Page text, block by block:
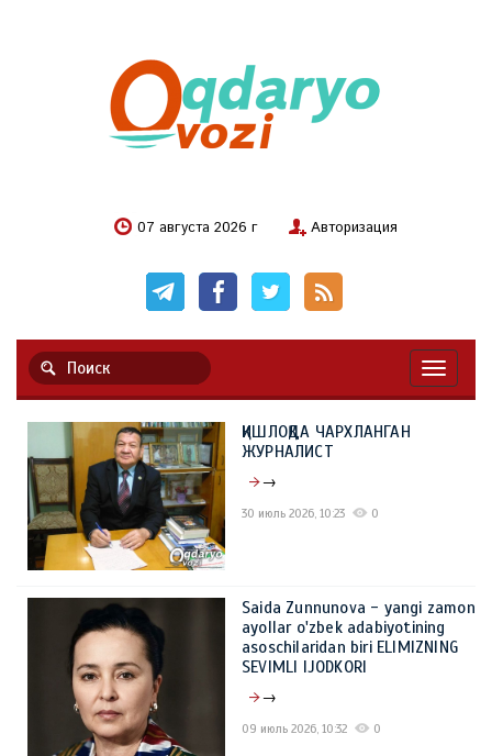
07 августа 2026 г Авторизация
ҚИШЛОҚДА ЧАРХЛАНГАН
ЖУРНАЛИСТ
→
30 июль 2026, 10:23 0
Saida Zunnunova - yangi zamon
ayollar o'zbek adabiyotining
asoschilaridan biri ELIMIZNING
SEVIMLI IJODKORI
→
09 июль 2026, 10:32 0